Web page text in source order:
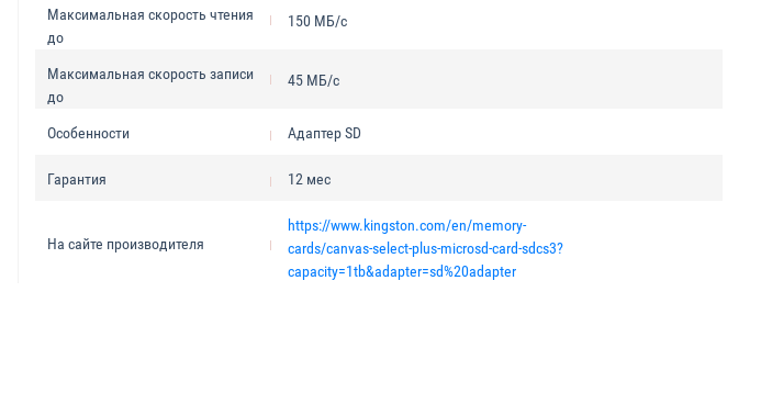
Максимальная скорость чтения
до
150 МБ/с
Максимальная скорость записи
до
45 МБ/с
Особенности Адаптер SD
Гарантия 12 мес
На сайте производителя
https://www.kingston.com/en/memory-
cards/canvas-select-plus-microsd-card-sdcs3?
capacity=1tb&adapter=sd%20adapter